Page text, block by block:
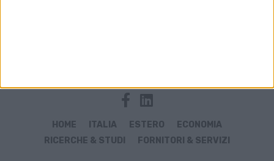
HOME ITALIA ESTERO
ECONOMIA
RICERCHE & STUDI
FORNITORI & SERVIZI